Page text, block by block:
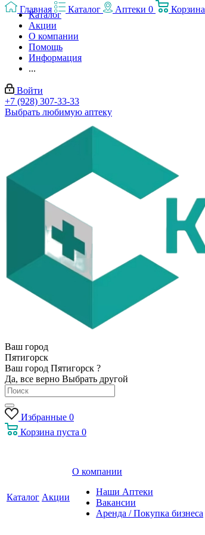
Каталог
Акции
О компании
Помощь
Информация
...
Войти
+7 (928) 307-33-33
Выбрать любимую аптеку
Ваш город
Пятигорск
Ваш город Пятигорск ?
Да, все верно Выбрать другой
Избранные 0
Корзина пуста 0
Каталог Акции
О компании
Наши Аптеки
Вакансии
Аренда / Покупка бизнеса
Главная Каталог Аптеки 0 Корзина